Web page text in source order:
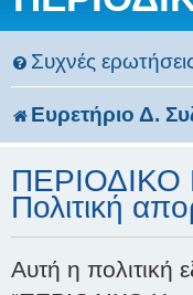
Συχνές
Ευρετήριο Δ.
ΠΕΡΙΟΔΙΚΟ
Πολιτική
Αυτή η πολιτική